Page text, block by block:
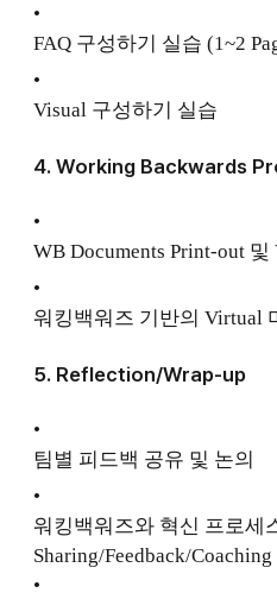
•
FAQ 구성하기 실습 (1~2
•
Visual 구성하기 실습
4. Working Backwards
•
WB Documents Print-out
•
워킹백워즈 기반의 Virtual
5. Reflection/Wrap-up
•
팀별 피드백 공유 및 논의
•
워킹백워즈와 혁신 프로세
Sharing/Feedback/Coaching
•